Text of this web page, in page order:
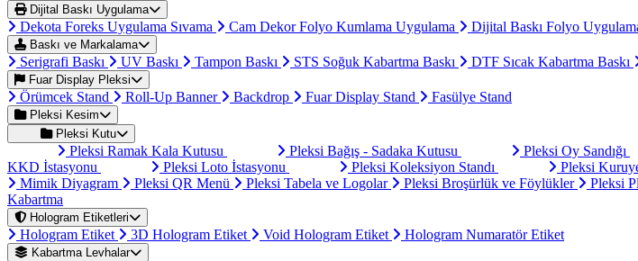
Dijital Baskı Uygulama
Dekota Foreks Uygulama Sıvama Cam Dekor Folyo Kumlama Uygulama Dijital Baskı Folyo
Baskı ve Markalama
Serigrafi Baskı UV Baskı Tampon Baskı STS Soğuk Kabartma Baskı DTF Sıcak Kabartma Baskı
Fuar Display Pleksi
Örümcek Stand Roll-Up Banner Backdrop Fuar Display Stand Fasülye Stand
Pleksi Kesim
Pleksi Kutu
Pleksi Ramak Kala Kutusu Pleksi Bağış - Sadaka Kutusu Pleksi Oy Sandığı
KKD İstasyonu
Pleksi Loto İstasyonu Pleksi Koleksiyon Standı Pleksi
Mimik Diyagram
Pleksi QR Menü Pleksi Tabela ve Logolar Pleksi Broşürlük ve Föylükler Pleksi
Kabartma
Hologram Etiketleri
Hologram Etiket 3D Hologram Etiket Void Hologram Etiket Hologram Numaratör Etiket
Kabartma Levhalar